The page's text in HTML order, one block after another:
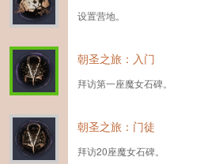
设置营地。
朝圣之旅：入门
拜访第一座魔女石碑。
朝圣之旅：门徒
拜访20座魔女石碑。